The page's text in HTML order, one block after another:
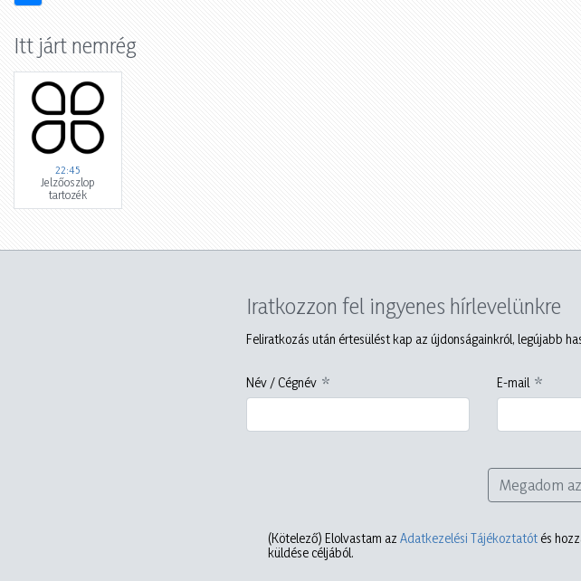
Itt járt nemrég
22:45
Jelzőoszlop
tartozék
Iratkozzon fel ingyenes hírlevelünkre
Feliratkozás után értesülést kap az újdonságainkról, legújabb
Név / Cégnév E-mail
Megadom
(Kötelező) Elolvastam az Adatkezelési Tájékoztatót és
küldése céljából.